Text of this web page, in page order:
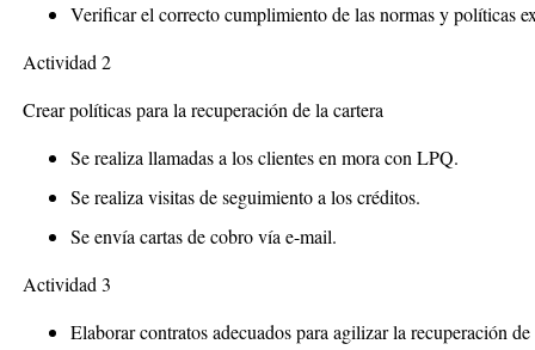
Verificar el correcto cumplimiento de las normas y políticas
Actividad 2
Crear políticas para la recuperación de la cartera
Se realiza llamadas a los clientes en mora con LPQ.
Se realiza visitas de seguimiento a los créditos.
Se envía cartas de cobro vía e-mail.
Actividad 3
Elaborar contratos adecuados para agilizar la recuperación